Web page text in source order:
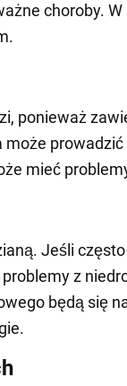
choroby. W
ponieważ
może
mieć
Jeśli
z
będą się